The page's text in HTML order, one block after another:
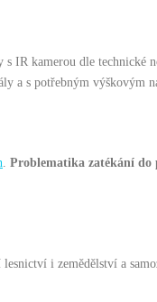
IR kamerou dle
a s potřebným výškovým
Problematika zatékání do
i zemědělství a